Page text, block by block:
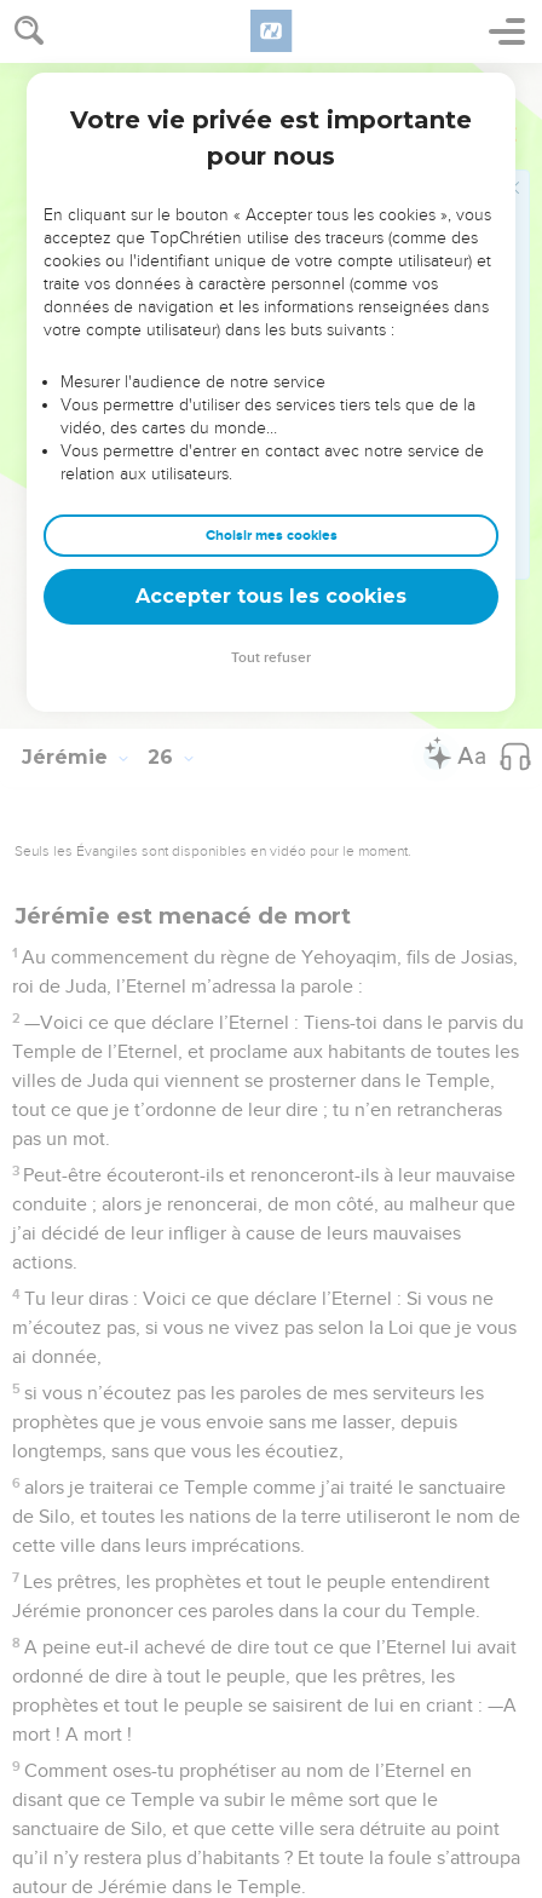
Jérémie 25
terre, un terrible ouragan se lève. »
33 Ce jour-là, les victimes frappées par l’Eternel resteront sur
ne les recueillera pas pour les mettre au tombeau. Ils
deviendront du fumier sur le sol.
sur le sol, vous puissants du troupeau, car le jour du
massacre est arrivé pour vous. Vous tomberez et vous serez
brisés comme on brise un beau vase.
Alors les bergers perdront tout refuge ; les puissants du
troupeau n’auront plus aucun moyen d’échapper.
On entend les clameurs poussées par les bergers, et les
lamentations des puissants du troupeau, car l’Eternel
dévaste leurs pâturages.
Sous l’effet de son ardente colère, les paisibles enclos
Il quitte sa retraite comme un jeune lion. Leur pays
deviendra une étendue déserte à cause de l’épée des
oppresseurs, et de leur ardente colère.
La Bible Du Semeur Copyright © 1992, 1999 by Biblica, Inc.® Used by permission.
Jérémie 26
Seuls les Évangiles sont disponibles en vidéo pour le moment.
Jérémie est menacé de mort
1 Au commencement du règne de Yehoyaqim, fils de Josias,
roi de Juda, l’Eternel m’adressa la parole :
2 —Voici ce que déclare l’Eternel : Tiens-toi dans le parvis du
Temple de l’Eternel, et proclame aux habitants de toutes les
villes de Juda qui viennent se prosterner dans le Temple,
tout ce que je t’ordonne de leur dire ; tu n’en retrancheras
pas un mot.
3 Peut-être écouteront-ils et renonceront-ils à leur mauvaise
conduite ; alors je renoncerai, de mon côté, au malheur que
j’ai décidé de leur infliger à cause de leurs mauvaises
actions.
4 Tu leur diras : Voici ce que déclare l’Eternel : Si vous ne
m’écoutez pas, si vous ne vivez pas selon la Loi que je vous
ai donnée,
5 si vous n’écoutez pas les paroles de mes serviteurs les
prophètes que je vous envoie sans me lasser, depuis
longtemps, sans que vous les écoutiez,
6 alors je traiterai ce Temple comme j’ai traité le sanctuaire
de Silo, et toutes les nations de la terre utiliseront le nom de
cette ville dans leurs imprécations.
7 Les prêtres, les prophètes et tout le peuple entendirent
Jérémie prononcer ces paroles dans la cour du Temple.
8 A peine eut-il achevé de dire tout ce que l’Eternel lui avait
ordonné de dire à tout le peuple, que les prêtres, les
prophètes et tout le peuple se saisirent de lui en criant : —A
mort ! A mort !
9 Comment oses-tu prophétiser au nom de l’Eternel en
disant que ce Temple va subir le même sort que le
sanctuaire de Silo, et que cette ville sera détruite au point
qu’il n’y restera plus d’habitants ? Et toute la foule s’attroupa
autour de Jérémie dans le Temple.
Votre vie privée est importante
pour nous
En cliquant sur le bouton « Accepter tous les cookies », vous
acceptez que TopChrétien utilise des traceurs (comme des
cookies ou l'identifiant unique de votre compte utilisateur) et
traite vos données à caractère personnel (comme vos
données de navigation et les informations renseignées dans
votre compte utilisateur) dans les buts suivants :
Mesurer l'audience de notre service
Vous permettre d'utiliser des services tiers tels que de la
vidéo, des cartes du monde…
Vous permettre d'entrer en contact avec notre service de
relation aux utilisateurs.
Choisir mes cookies
Accepter tous les cookies
Tout refuser